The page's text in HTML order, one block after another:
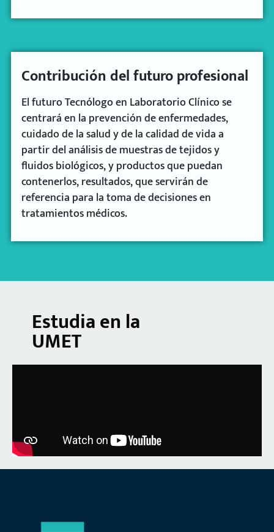
Contribución del futuro profesional
El futuro Tecnólogo en Laboratorio Clínico se
centrará en la prevención de enfermedades,
cuidado de la salud y de la calidad de vida a
partir del análisis de muestras de tejidos y
fluidos biológicos, y productos que puedan
contenerlos, resultados, que servirán de
referencia para la toma de decisiones en
tratamientos médicos.
Estudia en la
UMET